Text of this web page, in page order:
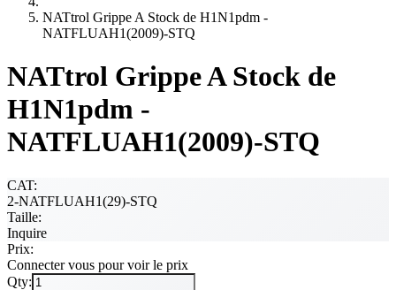
NATtrol Grippe A Stock de H1N1pdm -
NATFLUAH1(2009)-STQ
NATtrol Grippe A Stock de
H1N1pdm -
NATFLUAH1(2009)-STQ
CAT:
2-NATFLUAH1(29)-STQ
Taille:
Inquire
Prix:
Connecter vous pour voir le prix
Qty: